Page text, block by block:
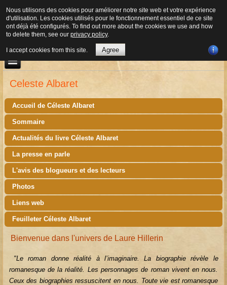
Celeste Albaret
Accueil de Céleste Albaret
Sommaire
Actualités du livre Céleste Albaret
La presse en parle
L'avis des blogueurs et des lecteurs
Photos
Liens web
Feuilleter Céleste Albaret
Bienvenue dans l'univers de Laure Hillerin
"Le roman donne réalité à l’imaginaire. La biographie révèle le
romanesque de la réalité. Les personnages de roman vivent en nous.
Ceux des biographies ressuscitent en nous. Toute vie est romanesque
Nous utilisons des cookies pour améliorer notre site web et votre expérience
d'utilisation. Les cookies utilisés pour le fonctionnement essentiel de ce site
ont déjà été configurés. To find out more about the cookies we use and how
to delete them, see our privacy policy.
I accept cookies from this site. Agree